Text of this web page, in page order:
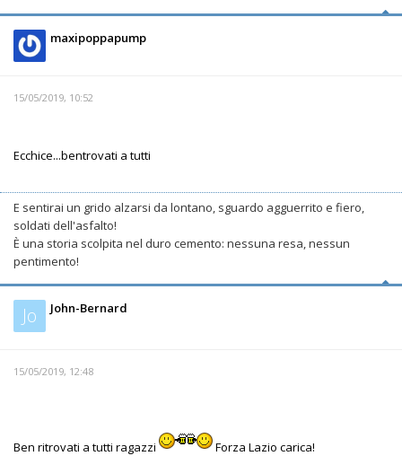
maxipoppapump
15/05/2019, 10:52
Ecchice...bentrovati a tutti
E sentirai un grido alzarsi da lontano, sguardo agguerrito e fiero,
soldati dell'asfalto!
È una storia scolpita nel duro cemento: nessuna resa, nessun
pentimento!
Jo John-Bernard
15/05/2019, 12:48
Ben ritrovati a tutti ragazzi Forza Lazio carica!